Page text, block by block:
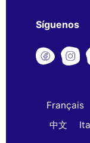
Síguenos
Français
中文